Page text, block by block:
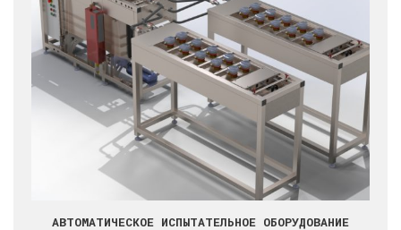
АВТОМАТИЧЕСКОЕ ИСПЫТАТЕЛЬНОЕ ОБОРУДОВАНИЕ